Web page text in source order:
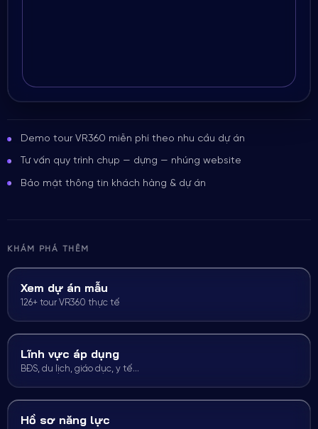
Demo tour VR360 miễn phí theo nhu cầu dự án
Tư vấn quy trình chụp — dựng — nhúng website
Bảo mật thông tin khách hàng & dự án
KHÁM PHÁ THÊM
Xem dự án mẫu
126+ tour VR360 thực tế
Lĩnh vực áp dụng
BĐS, du lịch, giáo dục, y tế…
Hồ sơ năng lực